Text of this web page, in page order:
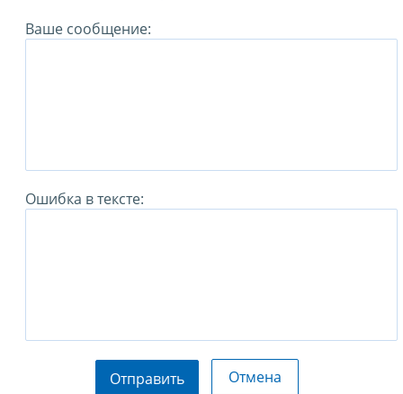
Ваше сообщение:
Ошибка в тексте:
Отправить Отмена